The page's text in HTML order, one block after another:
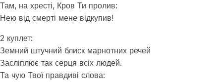
Там, на хресті, Кров Ти пролив:
Нею від смерті мене відкупив!
2 куплет:
Земний штучний блиск марнотних речей
Засліплює так серця всіх людей.
Та чую Твої правдиві слова: